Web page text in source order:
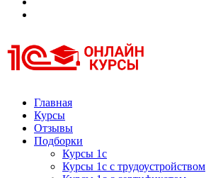
Курсы 1С
Курсы 1С официальная сертификация
Главная
Курсы
Отзывы
Подборки
Курсы 1с
Курсы 1с с трудоустройством